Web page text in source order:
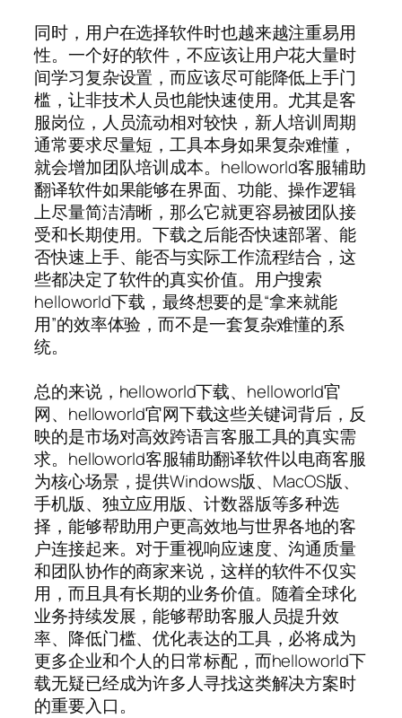
同时，用户在选择软件时也越来越注重易用
性。一个好的软件，不应该让用户花大量时
间学习复杂设置，而应该尽可能降低上手门
槛，让非技术人员也能快速使用。尤其是客
服岗位，人员流动相对较快，新人培训周期
通常要求尽量短，工具本身如果复杂难懂，
就会增加团队培训成本。helloworld客服辅助
翻译软件如果能够在界面、功能、操作逻辑
上尽量简洁清晰，那么它就更容易被团队接
受和长期使用。下载之后能否快速部署、能
否快速上手、能否与实际工作流程结合，这
些都决定了软件的真实价值。用户搜索
helloworld下载，最终想要的是“拿来就能
用”的效率体验，而不是一套复杂难懂的系
统。
总的来说，helloworld下载、helloworld官
网、helloworld官网下载这些关键词背后，反
映的是市场对高效跨语言客服工具的真实需
求。helloworld客服辅助翻译软件以电商客服
为核心场景，提供Windows版、MacOS版、
手机版、独立应用版、计数器版等多种选
择，能够帮助用户更高效地与世界各地的客
户连接起来。对于重视响应速度、沟通质量
和团队协作的商家来说，这样的软件不仅实
用，而且具有长期的业务价值。随着全球化
业务持续发展，能够帮助客服人员提升效
率、降低门槛、优化表达的工具，必将成为
更多企业和个人的日常标配，而helloworld下
载无疑已经成为许多人寻找这类解决方案时
的重要入口。